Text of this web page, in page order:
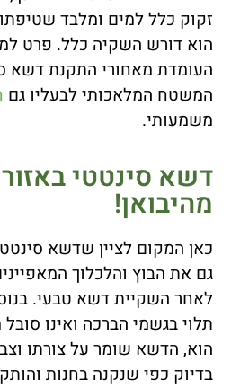
זקוק כלל למים ומלבד
הוא דורש השקיה כלל. פרט
העומדת מאחורי התקנת דשא
המשטח המלאכותי לבעליו גם
משמעותי.
דשא סינטטי
מהיבואן!
כאן המקום לציין שדשא
גם את הבוץ והלכלוך
לאחר השקיית דשא טבעי.
תלוי בגשמי הברכה ואינו
הוא, הדשא שומר על צורתו
בדיוק כפי שנקנה בחנות